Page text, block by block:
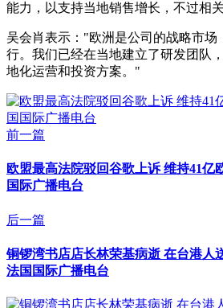
能力，以支持当地销售增长，不过相
吴会肖表示："欧洲是公司的战略市场
行。我们已经在当地建立了研发团队
地化运营和投资方案。"
前一篇
欧盟最高法院驳回谷歌上诉 维持41亿
国际广播电台
后一篇
铜锣湾书店店长林荣基病逝 在台港人
法国国际广播电台